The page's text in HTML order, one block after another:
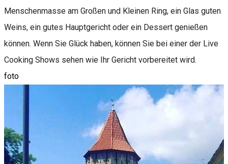
Menschenmasse am Großen und Kleinen Ring, ein Glas guten
Weins, ein gutes Hauptgericht oder ein Dessert genießen
können. Wenn Sie Glück haben, können Sie bei einer der Live
Cooking Shows sehen wie Ihr Gericht vorbereitet wird.
foto